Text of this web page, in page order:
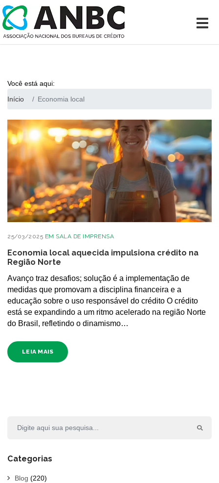
Você está aqui:
Início
Economia local
25/03/2025 EM SALA DE IMPRENSA
Economia local aquecida impulsiona crédito na
Região Norte
Avanço traz desafios; solução é a implementação de
medidas que promovam a disciplina financeira e a
educação sobre o uso responsável do crédito O crédito
está se expandindo a um ritmo acelerado na região Norte
do Brasil, refletindo o dinamismo…
LEIA MAIS
Categorias
Blog (220)